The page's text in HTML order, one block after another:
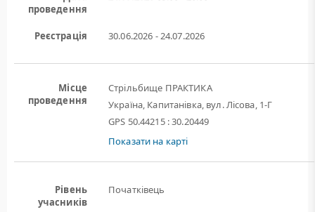
проведення
Реєстрація 30.06.2026 - 24.07.2026
Місце
проведення
Стрільбище ПРАКТИКА
Україна, Капитанівка, вул. Лісова, 1-Г
GPS 50.44215 : 30.20449
Показати на карті
Рівень
учасників
Початківець